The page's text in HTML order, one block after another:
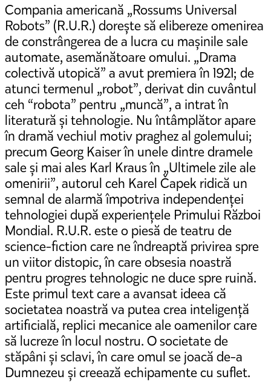
Compania americană „Rossums Universal
Robots” (R.U.R.) dorește să elibereze omenirea
de constrângerea de a lucra cu mașinile sale
automate, asemănătoare omului. „Drama
colectivă utopică” a avut premiera în 1921; de
atunci termenul „robot”, derivat din cuvântul
ceh “robota” pentru „muncă”, a intrat în
literatură și tehnologie. Nu întâmplător apare
în dramă vechiul motiv praghez al golemului;
precum Georg Kaiser în unele dintre dramele
sale și mai ales Karl Kraus în „Ultimele zile ale
omenirii”, autorul ceh Karel Čapek ridică un
semnal de alarmă împotriva independenței
tehnologiei după experiențele Primului Război
Mondial. R.U.R. este o piesă de teatru de
science-fiction care ne îndreaptă privirea spre
un viitor distopic, în care obsesia noastră
pentru progres tehnologic ne duce spre ruină.
Este primul text care a avansat ideea că
societatea noastră va putea crea inteligență
artificială, replici mecanice ale oamenilor care
să lucreze în locul nostru. O societate de
stăpâni și sclavi, în care omul se joacă de-a
Dumnezeu și creează echipamente cu suflet.